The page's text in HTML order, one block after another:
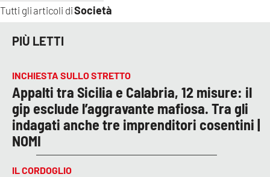
Tutti gli articoli diSocietà
PIÙ LETTI
INCHIESTA SULLO STRETTO
Appalti tra Sicilia e Calabria, 12 misure: il
gip esclude l’aggravante mafiosa. Tra gli
indagati anche tre imprenditori cosentini |
NOMI
IL CORDOGLIO